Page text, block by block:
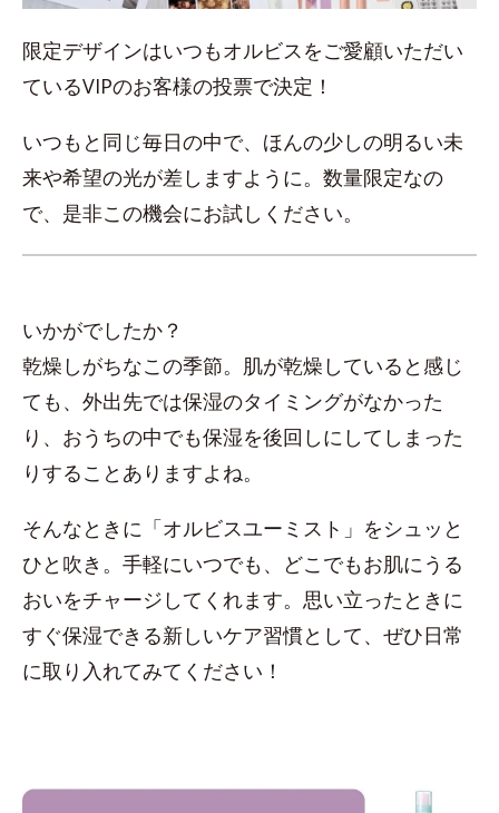
限定デザインはいつもオルビスをご愛顧いただい
ているVIPのお客様の投票で決定！
いつもと同じ毎日の中で、ほんの少しの明るい未
来や希望の光が差しますように。数量限定なの
で、是非この機会にお試しください。
いかがでしたか？
乾燥しがちなこの季節。肌が乾燥していると感じ
ても、外出先では保湿のタイミングがなかった
り、おうちの中でも保湿を後回しにしてしまった
りすることありますよね。
そんなときに「オルビスユーミスト」をシュッと
ひと吹き。手軽にいつでも、どこでもお肌にうる
おいをチャージしてくれます。思い立ったときに
すぐ保湿できる新しいケア習慣として、ぜひ日常
に取り入れてみてください！